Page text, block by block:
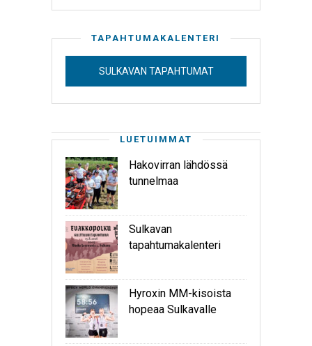
TAPAHTUMAKALENTERI
SULKAVAN TAPAHTUMAT
LUETUIMMAT
Hakovirran lähdössä
tunnelmaa
Sulkavan
tapahtumakalenteri
Hyroxin MM-kisoista
hopeaa Sulkavalle